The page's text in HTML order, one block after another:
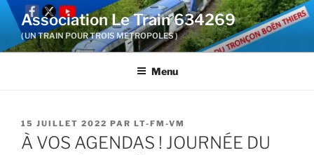
Aller
contenu
Association Le Train 634269
( UN TRAIN POUR TROIS METROPOLES )
Menu
PUBLIÉ
LE
15 JUILLET 2022 PAR LT-FM-VM
À VOS AGENDAS ! JOURNÉE DU